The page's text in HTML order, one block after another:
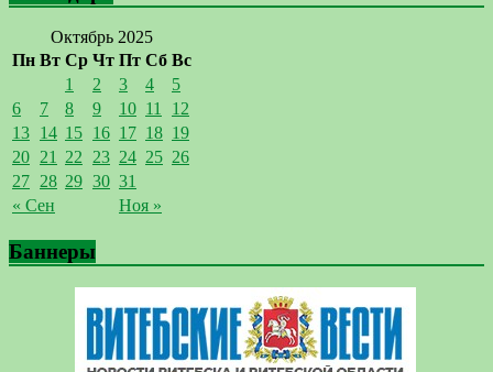
Октябрь 2025
Пн Вт Ср Чт Пт Сб Вс
« Сен Ноя »
1 2 3 4
5
6
7 8 9 10 11
12
13 14 15 16 17 18 19
20 21 22 23 24 25 26
27 28 29 30 31
Баннеры